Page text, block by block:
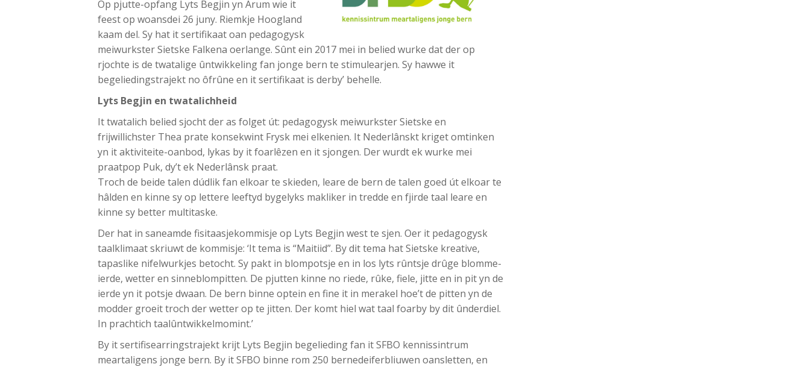
Op pjutte-opfang Lyts Begjin yn Arum wie it
feest op woansdei 26 juny. Riemkje Hoogland
kaam del. Sy hat it sertifikaat oan pedagogysk
meiwurkster Sietske Falkena oerlange. Sûnt ein 2017 mei in belied wurke dat der op
rjochte is de twatalige ûntwikkeling fan jonge bern te stimulearjen. Sy hawwe it
begeliedingstrajekt no ôfrûne en it sertifikaat is derby’ behelle.
Lyts Begjin en twatalichheid
It twatalich belied sjocht der as folget út: pedagogysk meiwurkster Sietske en
frijwillichster Thea prate konsekwint Frysk mei elkenien. It Nederlânskt kriget omtinken
yn it aktiviteite-oanbod, lykas by it foarlêzen en it sjongen. Der wurdt ek wurke mei
praatpop Puk, dy’t ek Nederlânsk praat.
Troch de beide talen dúdlik fan elkoar te skieden, leare de bern de talen goed út elkoar te
hâlden en kinne sy op lettere leeftyd bygelyks makliker in tredde en fjirde taal leare en
kinne sy better multitaske.
Der hat in saneamde fisitaasjekommisje op Lyts Begjin west te sjen. Oer it pedagogysk
taalklimaat skriuwt de kommisje: ‘It tema is “Maitiid”. By dit tema hat Sietske kreative,
tapaslike nifelwurkjes betocht. Sy pakt in blompotsje en in los lyts rûntsje drûge blomme-
ierde, wetter en sinneblompitten. De pjutten kinne no riede, rûke, fiele, jitte en in pit yn de
ierde yn it potsje dwaan. De bern binne optein en fine it in merakel hoe’t de pitten yn de
modder groeit troch der wetter op te jitten. Der komt hiel wat taal foarby by dit ûnderdiel.
In prachtich taalûntwikkelmomint.’
By it sertifisearringstrajekt krijt Lyts Begjin begelieding fan it SFBO kennissintrum
meartaligens jonge bern. By it SFBO binne rom 250 bernedeiferbliuwen oansletten, en